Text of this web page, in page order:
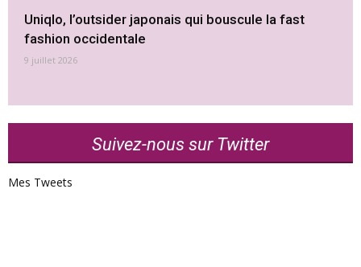
Uniqlo, l’outsider japonais qui bouscule la fast
fashion occidentale
9 juillet 2026
Suivez-nous sur Twitter
Mes Tweets